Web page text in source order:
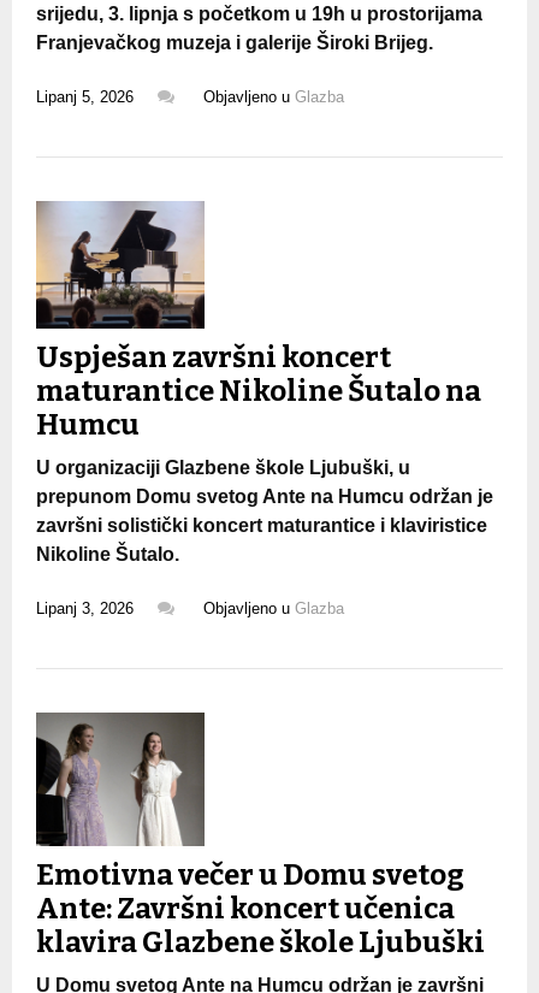
srijedu, 3. lipnja s početkom u 19h u prostorijama
Franjevačkog muzeja i galerije Široki Brijeg.
Lipanj 5, 2026 Objavljeno u Glazba
Uspješan završni koncert
maturantice Nikoline Šutalo na
Humcu
U organizaciji Glazbene škole Ljubuški, u
prepunom Domu svetog Ante na Humcu održan je
završni solistički koncert maturantice i klaviristice
Nikoline Šutalo.
Lipanj 3, 2026 Objavljeno u Glazba
Emotivna večer u Domu svetog
Ante: Završni koncert učenica
klavira Glazbene škole Ljubuški
U Domu svetog Ante na Humcu održan je završni